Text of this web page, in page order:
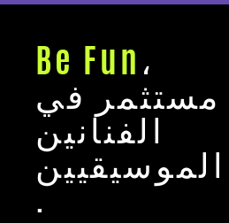
Be Fun،
مستثمر في
الفنانين
الموسيقيين
.